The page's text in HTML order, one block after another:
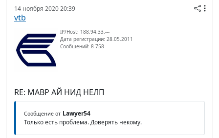
14 ноября 2020 20:39
vtb
IP/Host: 188.94.33.---
Дата регистрации: 28.05.2011
Сообщений: 8 758
RE: МАВР АЙ НИД НЕЛП
Сообщение от Lawyer54
Только есть проблема. Доверять некому.